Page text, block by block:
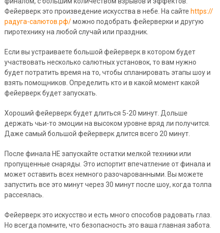
Фейерверк это произведение искусства в небе. На сайте https://
радуга-салютов.рф/можно подобрать фейерверки и другую
пиротехнику на любой случай или праздник.
Если вы устраиваете большой фейерверк в котором будет
участвовать несколько салютных установок, то вам нужно
будет потратить время на то, чтобы спланировать этапы шоу и
взять помощников. Определить кто и в какой момент какой
фейерверк будет запускать.
Хороший фейерверк будет длиться 5-20 минут. Дольше
держать чьи-то эмоции на высоком уровне вряд ли получится.
Даже самый большой фейерверк длится всего 20 минут.
После финала НЕ запускайте остатки мелкой техники или
пропущенные снаряды. Это испортит впечатление от финала и
может оставить всех немного разочарованными. Вы можете
запустить все это минут через 30 минут после шоу, когда толпа
рассеялась.
Фейерверк это искусство и есть много способов радовать глаз.
Но всегда помните, что безопасность это ваша главная забота.